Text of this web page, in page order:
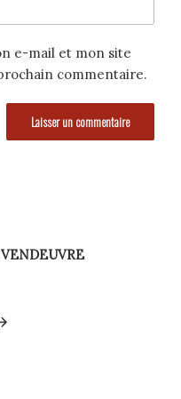
e-mail et mon site
commentaire.